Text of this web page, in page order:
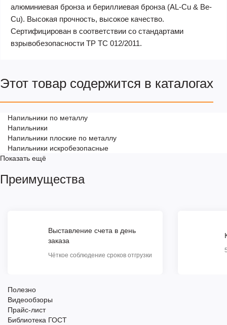
алюминиевая бронза и бериллиевая бронза (AL-Cu & Be-
Cu). Высокая прочность, высокое качество.
Сертифицирован в соответствии со стандартами
взрывобезопасности ТР ТС 012/2011.
Этот товар содержится в каталогах
Напильники по металлу
Напильники
Напильники плоские по металлу
Напильники искробезопасные
Показать ещё
Преимущества
Выставление счета в день
заказа
Чёткое соблюдение сроков отгрузки
Полезно
Видеообзоры
Прайс-лист
Библиотека ГОСТ